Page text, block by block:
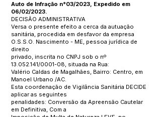
Auto de Infração n°03/2023, Expedido em
06/02/2023.
DECISÃO ADMINISTRATIVA
Versa o presente efeito a cerca da autuação
sanitária, procedida em desfavor da empresa
O.S.S.O. Nascimento - ME, pessoa jurídica de
direito
privado, inscrita no CNPJ sob o nº
13.052.141/0001-08, situada na Rua:
Valério Caldas de Magalhães, Bairro: Centro, em
Manoel Urbano /AC.
Esta coordenação de Vigilância Sanitária DECIDE
aplicar as seguintes
penalidades: Conversão da Apreensão Cautelar
em Definitiva, Com a